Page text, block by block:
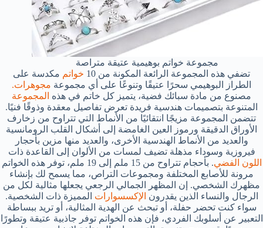
مجموعة خواتم بوهيمية عتيقة متراصة
تضفي هذه المجموعة الرائعة المكونة من 10
خواتم مكدسة على
الطراز البوهيمي سحرًا عتيقًا وتنوعًا على أي مجموعة مجوهرات.
مصنوع من مادة سبائك فضية، يتميز كل خاتم في هذه المجموعة
المتنوعة بتصميمات هندسية فريدة تعرض تفاصيل معقدة وذوقًا فنيًا.
تتضمن المجموعة مزيجًا انتقائيًا من الأنماط التي تتراوح من زخارف
الأوراق الدقيقة ورموز العين الغامضة إلى أشكال القلب الرومانسية
والعديد من الأنماط الهندسية الأخرى، والعديد منها مزين بأحجار
فيروزية وسوداء مذهلة تضيف لمسات من الألوان إلى القاعدة ذات
اللون الفضي
. بأحجام تتراوح من 15 ملم إلى 19 ملم، توفر هذه الخواتم
مرونة للأصابع المختلفة ومجموعات التراص، مما يسمح لك بإنشاء
مظهرك الشخصي. إن المظهر الجمالي الرجعي يجعلها مثالية لكل من
الرجال والنساء الذين يقدرون الإكسسوارات المميزة ذات الشخصية.
سواء كنت تحضر حفلة، أو تبحث عن الهدية المثالية، أو تريد ببساطة
التعبير عن أسلوبك الفردي، فإن هذه الخواتم توفر جاذبية عتيقة وتطورًا